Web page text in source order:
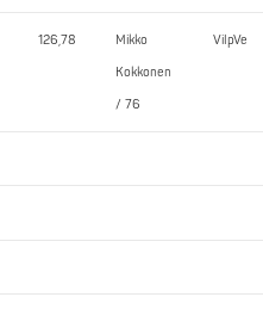
126,78 Mikko
Kokkonen
/ 76
VilpVe